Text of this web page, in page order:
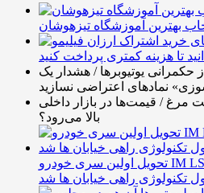
حکمرانی یوتیوبرها / هشدار یک
/ قیمت‌ها در بازار داخلی
بالا می‌رود؟
تحویل اولین سری خودرو IM LS7 به مشتریان توسط نیکا